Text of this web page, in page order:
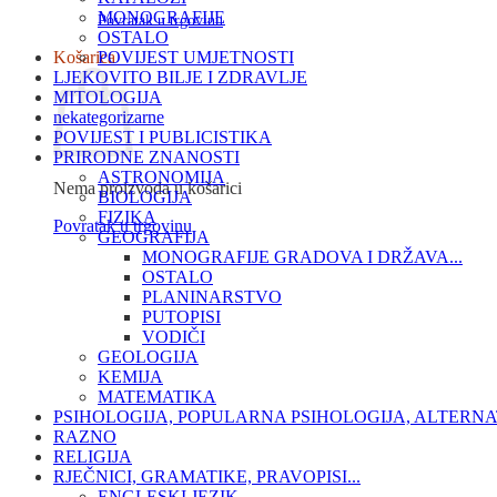
Povratak u trgovinu
Košarica
Nema proizvoda u košarici
Povratak u trgovinu
MONOGRAFIJE
OSTALO
POVIJEST UMJETNOSTI
LJEKOVITO BILJE I ZDRAVLJE
MITOLOGIJA
nekategorizarne
POVIJEST I PUBLICISTIKA
PRIRODNE ZNANOSTI
ASTRONOMIJA
BIOLOGIJA
FIZIKA
GEOGRAFIJA
MONOGRAFIJE GRADOVA I DRŽAVA...
OSTALO
PLANINARSTVO
PUTOPISI
VODIČI
GEOLOGIJA
KEMIJA
MATEMATIKA
PSIHOLOGIJA, POPULARNA PSIHOLOGIJA,
RAZNO
RELIGIJA
RJEČNICI, GRAMATIKE, PRAVOPISI...